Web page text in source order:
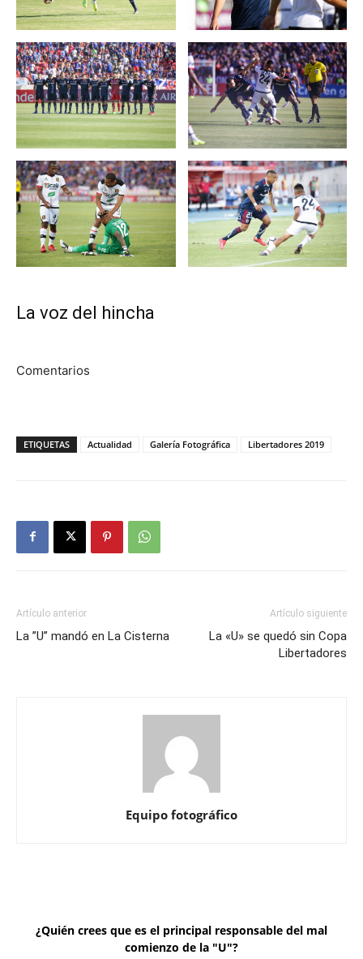
La voz del hincha
Comentarios
ETIQUETAS Actualidad Galería Fotográfica Libertadores 2019
Artículo anterior
La ”U” mandó en La Cisterna
Artículo siguiente
La «U» se quedó sin Copa
Libertadores
Equipo fotográfico
¿Quién crees que es el principal responsable del mal
comienzo de la "U"?